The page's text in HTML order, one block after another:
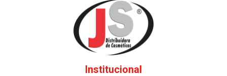
Institucional